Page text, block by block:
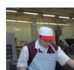
ՂԱՐԱԲԱՂ
ՊԱՏԵՐԱԶՄԻ 6
ՏԱՐԱԾԱՇՐՋԱՆ